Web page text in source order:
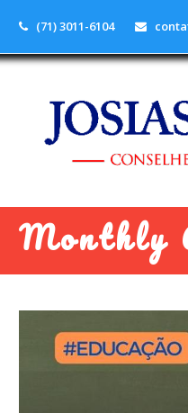
(71) 3011-6104
Monthly